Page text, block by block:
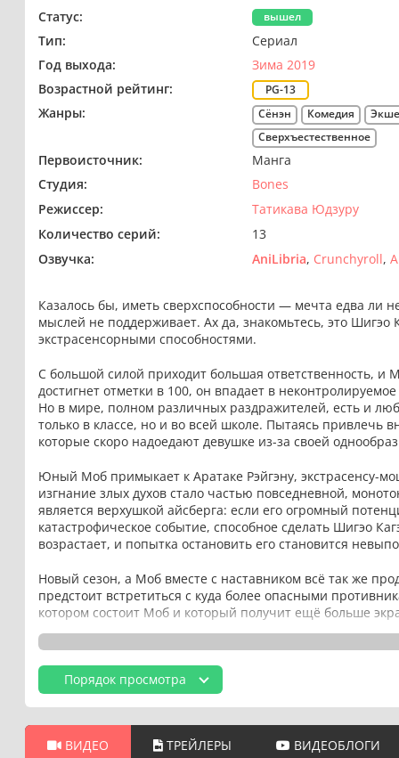
Статус: вышел
Тип:
Сериал
Год выхода:
Зима 2019
Возрастной рейтинг:
PG-13
Жанры: Сёнэн Комедия
Сверхъестественное
Первоисточник:
Манга
Студия:
Bones
Режиссер:
Татикава Юдзуру
Количество серий:
13
Озвучка:
AniLibria Crunchyroll
Казалось бы, иметь сверхспособности — мечта едва ли
мыслей не поддерживает. Ах да, знакомьтесь, это
экстрасенсорными способностями.
С большой силой приходит большая ответственность, и
достигнет отметки в 100, он впадает в
Но в мире, полном различных раздражителей, есть и
только в классе, но и во всей школе. Пытаясь
которые скоро надоедают девушке из-за своей
Юный Моб примыкает к Аратаке Рэйгэну, экстрасенсу-
изгнание злых духов стало частью повседневной,
является верхушкой айсберга: если его огромный
катастрофическое событие, способное сделать Шигэо
возрастает, и попытка остановить его становится
Новый сезон, а Моб вместе с наставником всё так же
предстоит встретиться с куда более опасными
котором состоит Моб и который получит ещё больше
Порядок просмотра
ВИДЕО ТРЕЙЛЕРЫ ВИДЕОБЛОГИ